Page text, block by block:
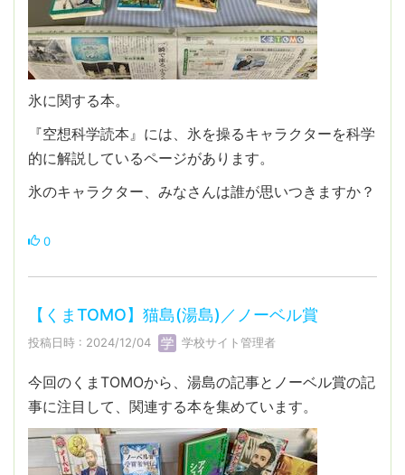
氷に関する本。
『空想科学読本』には、氷を操るキャラクターを科学
的に解説しているページがあります。
氷のキャラクター、みなさんは誰が思いつきますか？
0
【くまTOMO】猫島(湯島)／ノーベル賞
投稿日時 : 2024/12/04 学校サイト管理者
今回のくまTOMOから、湯島の記事とノーベル賞の記
事に注目して、関連する本を集めています。